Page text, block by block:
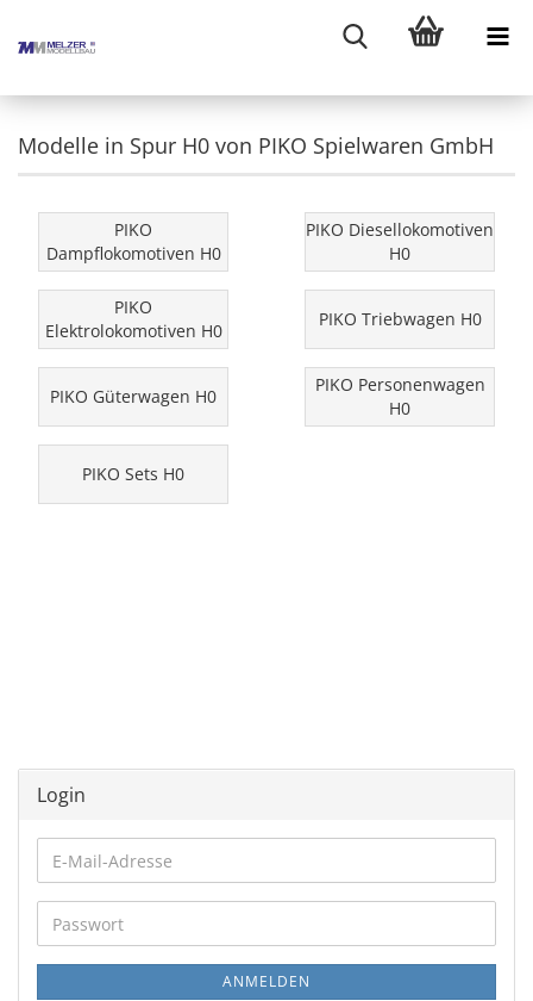
Modelle in Spur H0 von PIKO Spielwaren GmbH
PIKO
Dampflokomotiven H0
PIKO Diesellokomotiven
H0
PIKO
Elektrolokomotiven H0
PIKO Triebwagen H0
PIKO Güterwagen H0
PIKO Personenwagen
H0
PIKO Sets H0
Login
E-
Mail-
Adresse
Passwort
ANMELDEN